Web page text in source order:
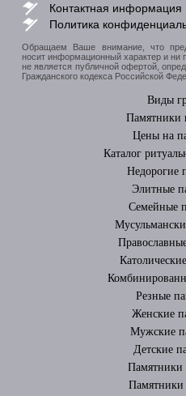
Контактная информация
Политика
Обращаем Ваше внимание, что
носит информационный характер и ни
не является публичной офертой,
Гражданского кодекса Российской
Виды
Памятники
Цены на
Каталог
Недорогие
Элитные
Cемейные
Резные
Женские
Мужские
Детские
Памятники
Памятники